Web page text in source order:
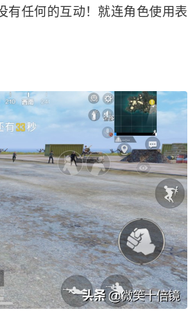
有任何的互动！就连角色使用表